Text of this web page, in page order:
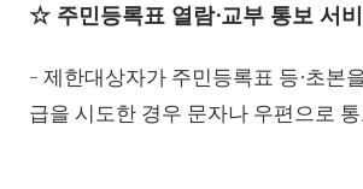
☆ 주민등록표 열람∙교부 통보 서
- 제한대상자가 주민등록표 등∙초본
급을 시도한 경우 문자나 우편으로